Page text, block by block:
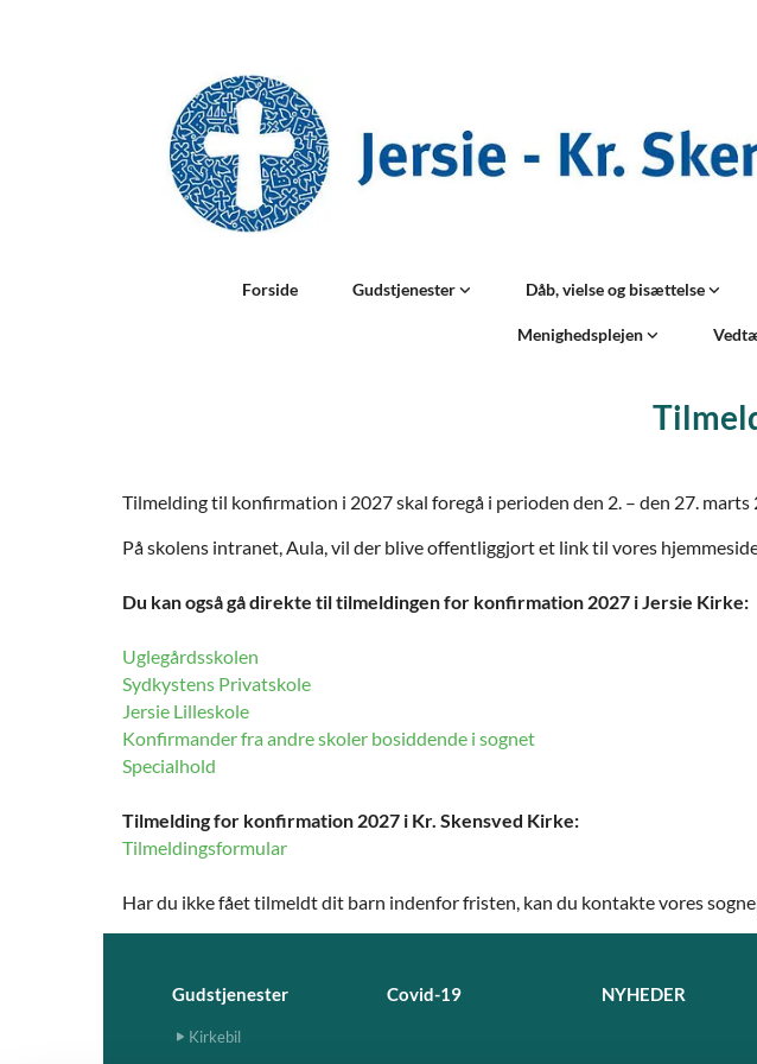
Forside Gudstjenester Dåb, vielse og bisættelse
Menighedsplejen
Tilmelding til konfirmation i 2027 skal foregå i perioden den 2. – den 27. marts
På skolens intranet, Aula, vil der blive offentliggjort et link til vores
Du kan også gå direkte til tilmeldingen for konfirmation 2027 i Jersie Kirke:
Uglegårdsskolen
Sydkystens Privatskole
Jersie Lilleskole
Konfirmander fra andre skoler bosiddende i sognet
Specialhold
Tilmelding for konfirmation 2027 i Kr. Skensved Kirke:
Tilmeldingsformular
Har du ikke fået tilmeldt dit barn indenfor fristen, kan du kontakte vores
Gudstjenester
Kirkebil
Covid-19 NYHEDER